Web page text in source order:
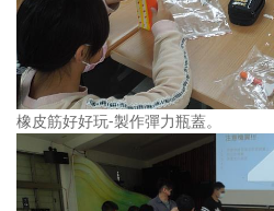
橡皮筋好好玩-製作彈力瓶蓋。